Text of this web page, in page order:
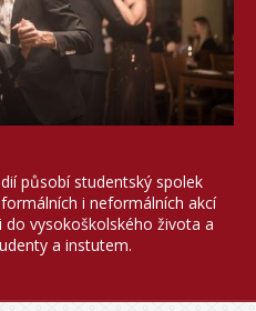
působí studentský spolek
i neformálních akcí
vysokoškolského života a
a instutem.